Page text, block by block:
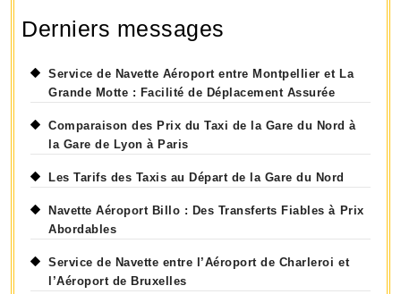
Derniers messages
Service de Navette Aéroport entre Montpellier et La
Grande Motte : Facilité de Déplacement Assurée
Comparaison des Prix du Taxi de la Gare du Nord à
la Gare de Lyon à Paris
Les Tarifs des Taxis au Départ de la Gare du Nord
Navette Aéroport Billo : Des Transferts Fiables à Prix
Abordables
Service de Navette entre l’Aéroport de Charleroi et
l’Aéroport de Bruxelles